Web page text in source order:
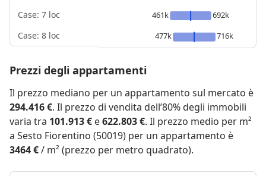
Case: 7 loc
Case: 8 loc
461k
692k
477k
716k
Prezzi degli appartamenti
Il prezzo mediano per un appartamento sul mercato è
294.416 €. Il prezzo di vendita dell’80% degli immobili
varia tra 101.913 € e622.803 €. Il prezzo medio per m²
a Sesto Fiorentino (50019) per un appartamento è
3464 €/ m² (prezzo per metro quadrato).